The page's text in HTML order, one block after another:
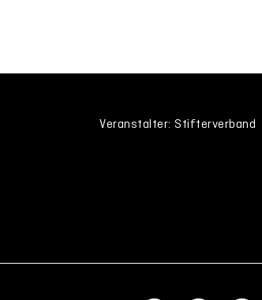
Veranstalter: Stifterverband